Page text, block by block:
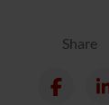
Share